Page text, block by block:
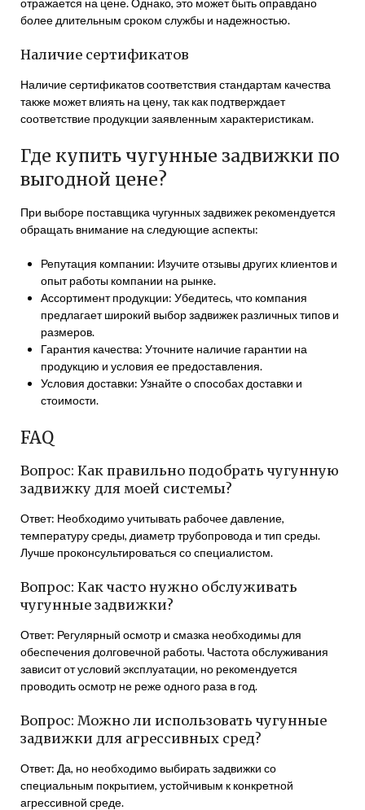
отражается на цене. Однако, это может быть оправдано
более длительным сроком службы и надежностью.
Наличие сертификатов
Наличие сертификатов соответствия стандартам качества
также может влиять на цену, так как подтверждает
соответствие продукции заявленным характеристикам.
Где купить чугунные задвижки по
выгодной цене?
При выборе поставщика чугунных задвижек рекомендуется
обращать внимание на следующие аспекты:
Репутация компании: Изучите отзывы других клиентов и
опыт работы компании на рынке.
Ассортимент продукции: Убедитесь, что компания
предлагает широкий выбор задвижек различных типов и
размеров.
Гарантия качества: Уточните наличие гарантии на
продукцию и условия ее предоставления.
Условия доставки: Узнайте о способах доставки и
стоимости.
FAQ
Вопрос: Как правильно подобрать чугунную
задвижку для моей системы?
Ответ: Необходимо учитывать рабочее давление,
температуру среды, диаметр трубопровода и тип среды.
Лучше проконсультироваться со специалистом.
Вопрос: Как часто нужно обслуживать
чугунные задвижки?
Ответ: Регулярный осмотр и смазка необходимы для
обеспечения долговечной работы. Частота обслуживания
зависит от условий эксплуатации, но рекомендуется
проводить осмотр не реже одного раза в год.
Вопрос: Можно ли использовать чугунные
задвижки для агрессивных сред?
Ответ: Да, но необходимо выбирать задвижки со
специальным покрытием, устойчивым к конкретной
агрессивной среде.